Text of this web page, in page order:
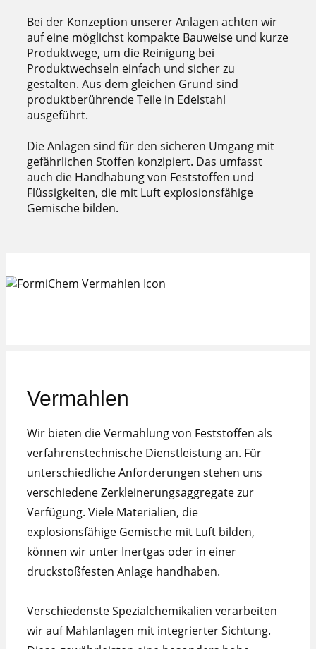
Bei der Konzeption unserer Anlagen achten wir
auf eine möglichst kompakte Bauweise und kurze
Produktwege, um die Reinigung bei
Produktwechseln einfach und sicher zu
gestalten. Aus dem gleichen Grund sind
produktberührende Teile in Edelstahl
ausgeführt.
Die Anlagen sind für den sicheren Umgang mit
gefährlichen Stoffen konzipiert. Das umfasst
auch die Handhabung von Feststoffen und
Flüssigkeiten, die mit Luft explosionsfähige
Gemische bilden.
Vermahlen
Wir bieten die Vermahlung von Feststoffen als
verfahrenstechnische Dienstleistung an. Für
unterschiedliche Anforderungen stehen uns
verschiedene Zerkleinerungsaggregate zur
Verfügung. Viele Materialien, die
explosionsfähige Gemische mit Luft bilden,
können wir unter Inertgas oder in einer
druckstoßfesten Anlage handhaben.
Verschiedenste Spezialchemikalien verarbeiten
wir auf Mahlanlagen mit integrierter Sichtung.